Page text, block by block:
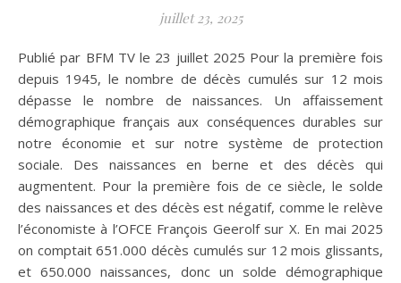
juillet 23, 2025
Publié par BFM TV le 23 juillet 2025 Pour la première fois
depuis 1945, le nombre de décès cumulés sur 12 mois
dépasse le nombre de naissances. Un affaissement
démographique français aux conséquences durables sur
notre économie et sur notre système de protection
sociale. Des naissances en berne et des décès qui
augmentent. Pour la première fois de ce siècle, le solde
des naissances et des décès est négatif, comme le relève
l’économiste à l’OFCE François Geerolf sur X. En mai 2025
on comptait 651.000 décès cumulés sur 12 mois glissants,
et 650.000 naissances, donc un solde démographique